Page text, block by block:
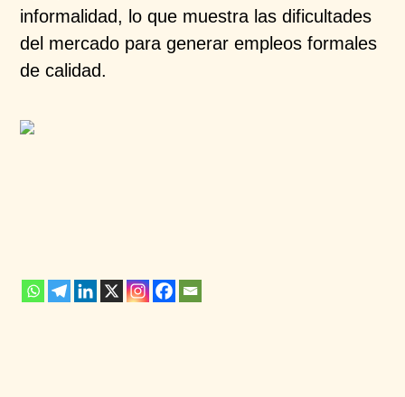
informalidad, lo que muestra las dificultades
del mercado para generar empleos formales
de calidad.​